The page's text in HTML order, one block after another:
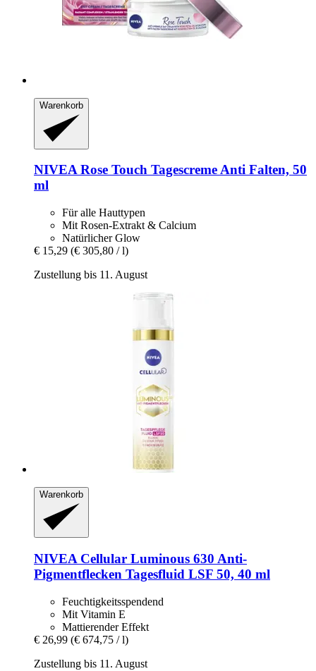
Warenkorb
NIVEARose Touch Tagescreme Anti Falten, 50
ml
Für alle Hauttypen
Mit Rosen-Extrakt & Calcium
Natürlicher Glow
€ 15,29 (€ 305,80 / l)
Zustellung bis 11. August
Warenkorb
NIVEACellular Luminous 630 Anti-​
Pigmentflecken Tagesfluid LSF 50, 40 ml
Feuchtigkeitsspendend
Mit Vitamin E
Mattierender Effekt
€ 26,99 (€ 674,75 / l)
Zustellung bis 11. August